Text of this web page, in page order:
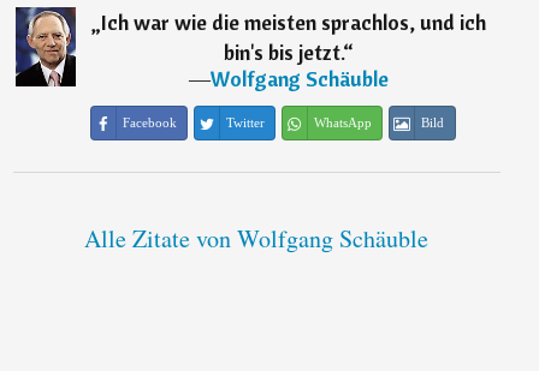
„Ich war wie die meisten sprachlos, und ich
bin's bis jetzt.“
―Wolfgang Schäuble
Facebook Twitter WhatsApp Bild
Alle Zitate von Wolfgang Schäuble